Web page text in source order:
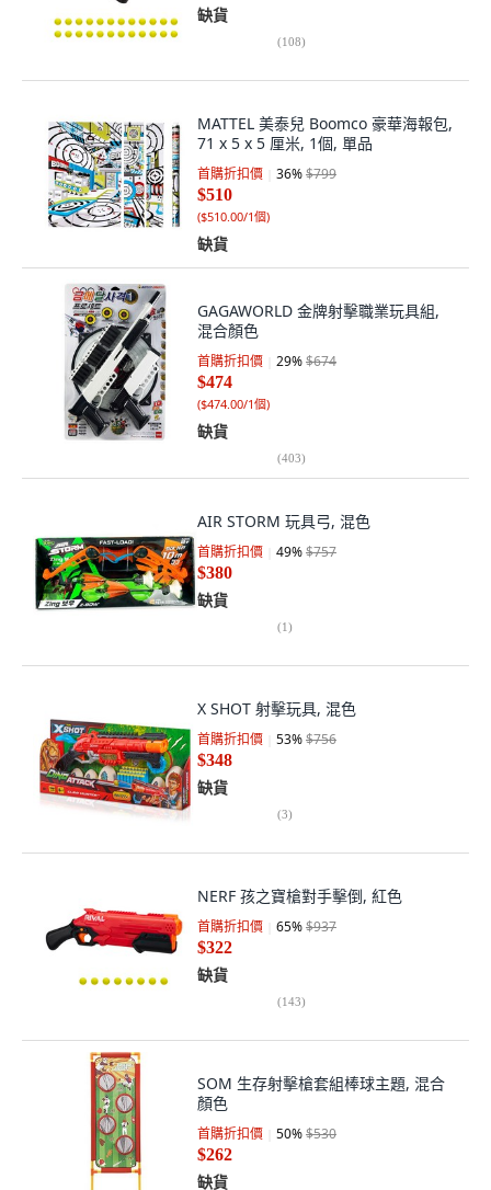
缺貨
(108)
MATTEL 美泰兒 Boomco 豪華海報包,
71 x 5 x 5 厘米, 1個, 單品
首購折扣價 36%$799
$510
($510.00/1個)
缺貨
GAGAWORLD 金牌射擊職業玩具組,
混合顏色
首購折扣價 29%$674
$474
($474.00/1個)
缺貨
(403)
AIR STORM 玩具弓, 混色
首購折扣價 49%$757
$380
缺貨
(1)
X SHOT 射擊玩具, 混色
首購折扣價 53%$756
$348
缺貨
(3)
NERF 孩之寶槍對手擊倒, 紅色
首購折扣價 65%$937
$322
缺貨
(143)
SOM 生存射擊槍套組棒球主題, 混合
顏色
首購折扣價 50%$530
$262
缺貨